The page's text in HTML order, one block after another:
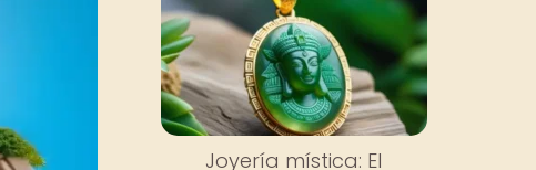
Joyería mística: El